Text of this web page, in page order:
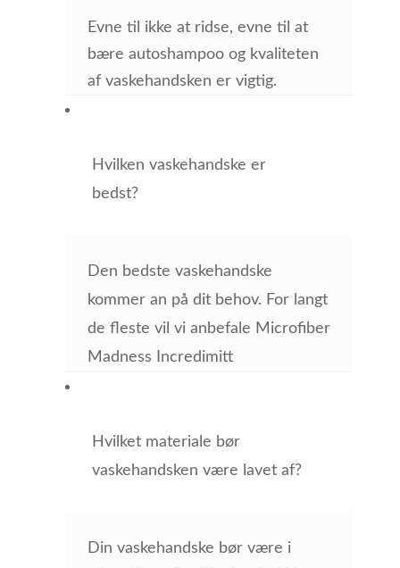
Evne til ikke at ridse, evne til at
bære autoshampoo og kvaliteten
af vaskehandsken er vigtig.
Hvilken vaskehandske er
bedst?
Den bedste vaskehandske
kommer an på dit behov. For langt
de fleste vil vi anbefale Microfiber
Madness Incredimitt
Hvilket materiale bør
vaskehandsken være lavet af?
Din vaskehandske bør være i